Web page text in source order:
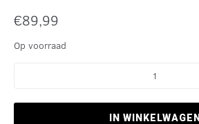
€89,99
Op voorraad
IN WINKELWAGEN